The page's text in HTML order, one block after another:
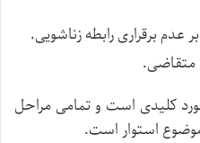
برقراری رابطه زناشویی.
متقاضی.
کلیدی است و تمامی مراحل
موضوع استوار است.